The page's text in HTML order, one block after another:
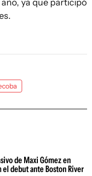
ya que participó
de Maxi Gómez en
el debut ante Boston River